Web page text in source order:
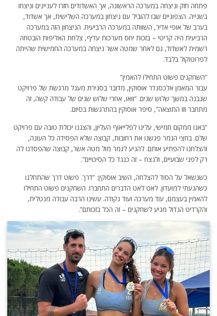
פתחה חזק וניצחה במערכה הראשונה, אך האשדודים חזרו לעניינים וניצחו
בשנייה. הצפוניים שבו להוביל עם ניצחון במערכה השלישית, אך אשדוד,
בערב של אופי אדיר, השוותה במערכה הרביעית. הניצחון הזה במערכה
הרביעית היה קריטי – בזכות יחס מערכות עדיף, צלחת האליפות הובטחה
רשמית לאשדוד, גם לאחר שמטה אשר ניצחה במערכה החמישית שהייתה
לפרוטוקול בלבד.
“השחקנים פשוט התחילו להאמין”
עבור המאמן אלכסנדר אוסוקין, מדובר בסגירת מעגל מרגשת של פרויקט
שנבנה במשך שלוש שנים. “וואו, אחרי שלוש שנים של עבודה קשה, זה
מתחבר וזו התוצאה”, סיפר אוסוקין בהתרגשות בסיום.
“באנו ממקום חמישי, עלינו לפלייאוף העליון, והצגנו יכולת טובה עם פרויקט
שלם. בחצי הגמר פגשנו את רחובות, קבוצה שלא הפסידה כל העונה,
והצלחנו להפתיע אותם. להגיע לגמר מול מטה אשר, קבוצה שהפסדנו לה
רק לפני שבועיים, ולנצח – זה כנגד כל הסיכויים”.
כשנשאל על הסוד להצלחה, השיב אוסוקין: “דרך. פשוט דרך שהתחלנו
כשהגעתי למועדון. לאט לאט הדברים התחברו. השחקנים פשוט התחילו
להאמין בעצמם, עוד מערכה ועוד נקודה. עשינו הרבה עבודה מנטלית,
והקרדיט הגדול מגיע לשחקנים – זה הכל בזכותם”.